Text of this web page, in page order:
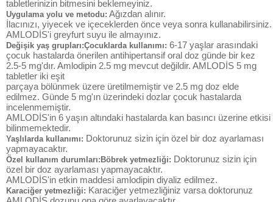
tabletlerinizin bitmesini beklemeyiniz.
Uygulama yolu ve metodu: Ağızdan alınır.
İlacınızı, yiyecek ve içeceklerden önce veya sonra kullanabilirsiniz.
AMLODİS'i greyfurt suyu ile almayınız.
Değişik yaş grupları:Çocuklarda kullanımı: 6-17 yaşlar arasındaki
çocuk hastalarda önerilen antihipertansif oral doz günde bir kez
2.5-5 mg'dır. Amlodipin 2.5 mg mevcut değildir. AMLODİS 5 mg
tabletler iki eşit
parçaya bölünmek üzere üretilmemiştir ve 2.5 mg doz elde
edilmez. Günde 5 mg'ın üzerindeki dozlar çocuk hastalarda
incelenmemiştir.
AMLODİS'in 6 yaşın altındaki hastalarda kan basıncı üzerine etkisi
bilinmemektedir.
Yaşlılarda kullanımı: Doktorunuz sizin için özel bir doz ayarlaması
yapmayacaktır.
Özel kullanım durumları:Böbrek yetmezliği: Doktorunuz sizin için
özel bir doz ayarlaması yapmayacaktır.
AMLODİS'in etkin maddesi amlodipin diyaliz edilmez.
Karaciğer yetmezliği: Karaciğer yetmezliğiniz varsa doktorunuz